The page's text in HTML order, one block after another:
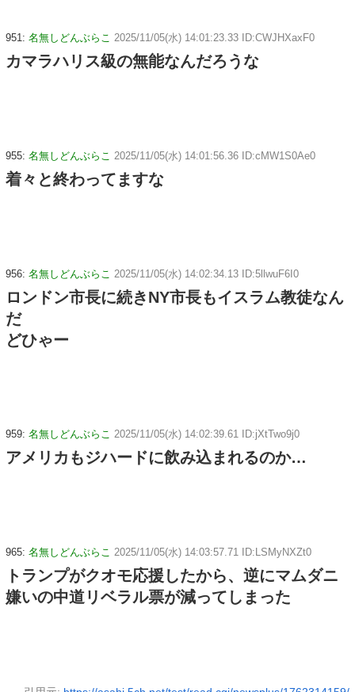
951: 名無しどんぶらこ 2025/11/05(水) 14:01:23.33 ID:CWJHXaxF0
カマラハリス級の無能なんだろうな
955: 名無しどんぶらこ 2025/11/05(水) 14:01:56.36 ID:cMW1S0Ae0
着々と終わってますな
956: 名無しどんぶらこ 2025/11/05(水) 14:02:34.13 ID:5llwuF6I0
ロンドン市長に続きNY市長もイスラム教徒なん
だ
どひゃー
959: 名無しどんぶらこ 2025/11/05(水) 14:02:39.61 ID:jXtTwo9j0
アメリカもジハードに飲み込まれるのか…
965: 名無しどんぶらこ 2025/11/05(水) 14:03:57.71 ID:LSMyNXZt0
トランプがクオモ応援したから、逆にマムダニ
嫌いの中道リベラル票が減ってしまった